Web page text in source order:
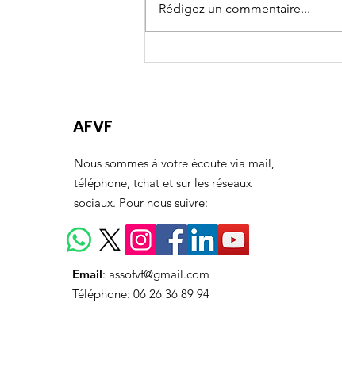
J-60 Assises Nationales
Rédigez un commentaire...
AFVF
Nous sommes à votre écoute via mail,
téléphone, tchat et sur les réseaux
sociaux. Pour nous suivre:
Email: assofvf@gmail.com
Téléphone: 06 26 36 89 94